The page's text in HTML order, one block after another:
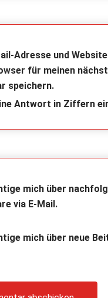
Adresse und
für meinen
speichern.
Antwort in Ziffern
mich über
via E-Mail.
mich über neue